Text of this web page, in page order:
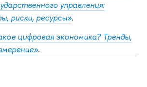
управления:
риски, ресурсы».
цифровая экономика? Тренды,
.